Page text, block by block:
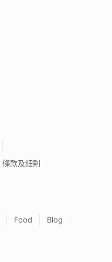
條款及細則
Food
Blog